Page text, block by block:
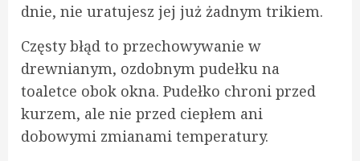
dnie, nie uratujesz jej już żadnym trikiem.
Częsty błąd to przechowywanie w
drewnianym, ozdobnym pudełku na
toaletce obok okna. Pudełko chroni przed
kurzem, ale nie przed ciepłem ani
dobowymi zmianami temperatury.